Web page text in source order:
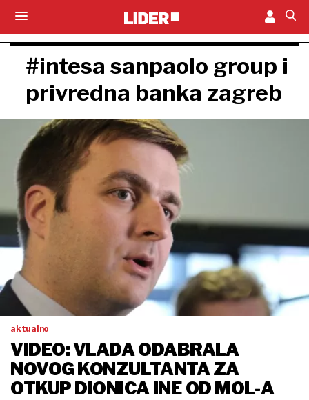
#intesa sanpaolo group i
privredna banka zagreb
aktualno
VIDEO: VLADA ODABRALA
NOVOG KONZULTANTA ZA
OTKUP DIONICA INE OD MOL-A